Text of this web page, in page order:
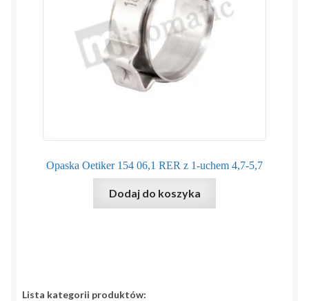
Opaska Oetiker 154 06,1 RER z 1-uchem 4,7-5,7
Dodaj do koszyka
Lista kategorii produktów: